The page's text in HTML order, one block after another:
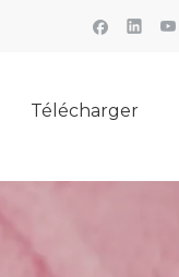
Télécharger